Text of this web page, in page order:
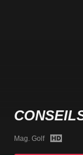
Mag. Golf